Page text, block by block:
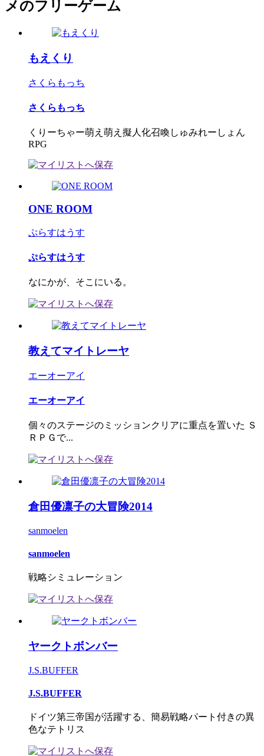
メのフリーゲーム
もえくり
さくらもっち
さくらもっち
くりーちゃー萌え萌え擬人化召喚しゅみれーしょん
RPG
ONE ROOM
ぷらすはうす
ぷらすはうす
なにかが、そこにいる。
教えてマイトレーヤ
エーオーアイ
エーオーアイ
個々のステージのミッションクリアに重点を置いた Ｓ
ＲＰＧで...
倉田優凛子の大冒険2014
sanmoelen
sanmoelen
戦略シミュレーション
ヤークトボンバー
J.S.BUFFER
J.S.BUFFER
ドイツ第三帝国が活躍する、簡易戦略パート付きの異
色なテトリス